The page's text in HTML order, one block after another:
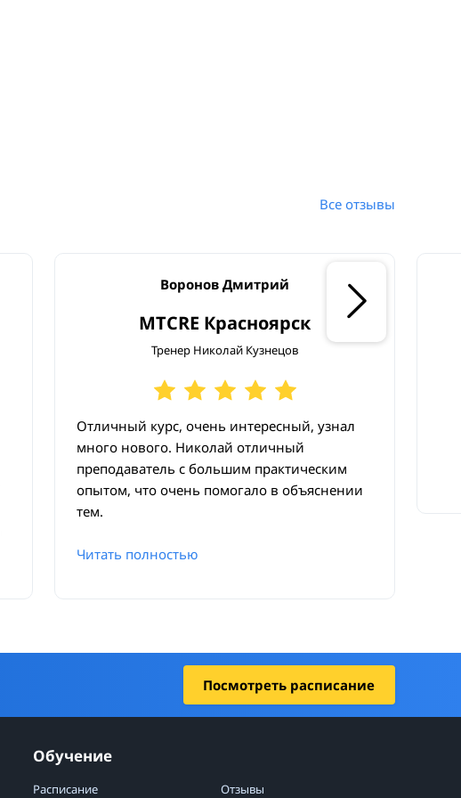
Все отзывы
Воронов Дмитрий
MTCRE Красноярск
Тренер Николай Кузнецов
Отличный курс, очень интересный, узнал
много нового. Николай отличный
преподаватель с большим практическим
опытом, что очень помогало в объяснении
тем.
Читать полностью
Посмотреть расписание
Обучение
Расписание Отзывы